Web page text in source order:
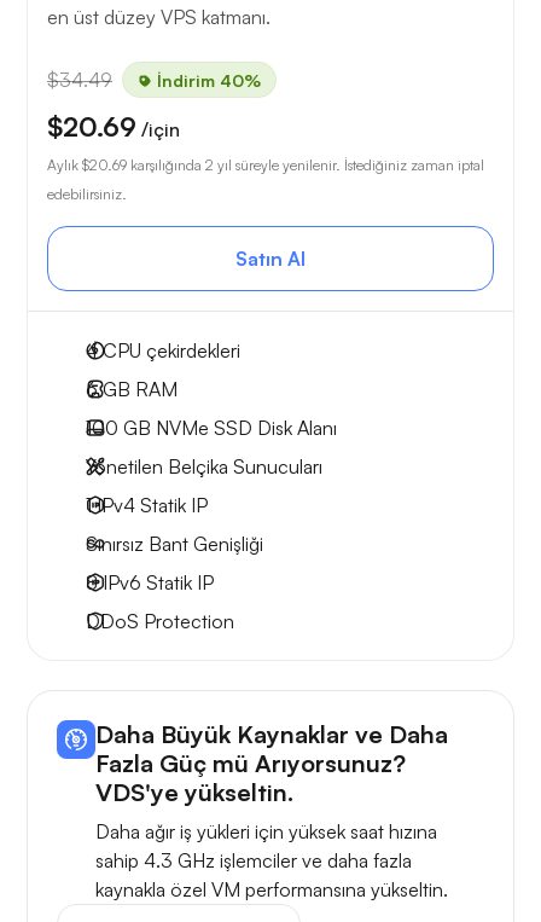
en üst düzey VPS katmanı.
$34.49 İndirim 40%
$20.69 /için
Aylık $20.69 karşılığında 2 yıl süreyle yenilenir. İstediğiniz zaman iptal
edebilirsiniz.
Satın Al
4CPU çekirdekleri
6 GB RAM
100 GB NVMe SSD Disk Alanı
Yönetilen Belçika Sunucuları
1 IPv4 Statik IP
Sınırsız Bant Genişliği
8 IPv6 Statik IP
DDoS Protection
Daha Büyük Kaynaklar ve Daha
Fazla Güç mü Arıyorsunuz?
VDS'ye yükseltin.
Daha ağır iş yükleri için yüksek saat hızına
sahip 4.3 GHz işlemciler ve daha fazla
kaynakla özel VM performansına yükseltin.